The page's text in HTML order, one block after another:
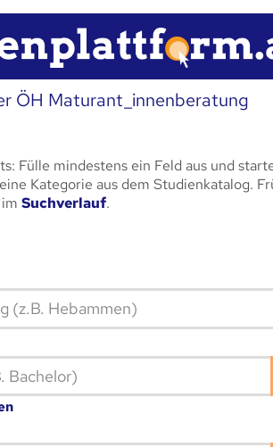
ÖH Maturant_innenberatung
Fülle mindestens ein Feld aus und
Kategorie aus dem Studienkatalog.
Suchverlauf.
Bachelor)